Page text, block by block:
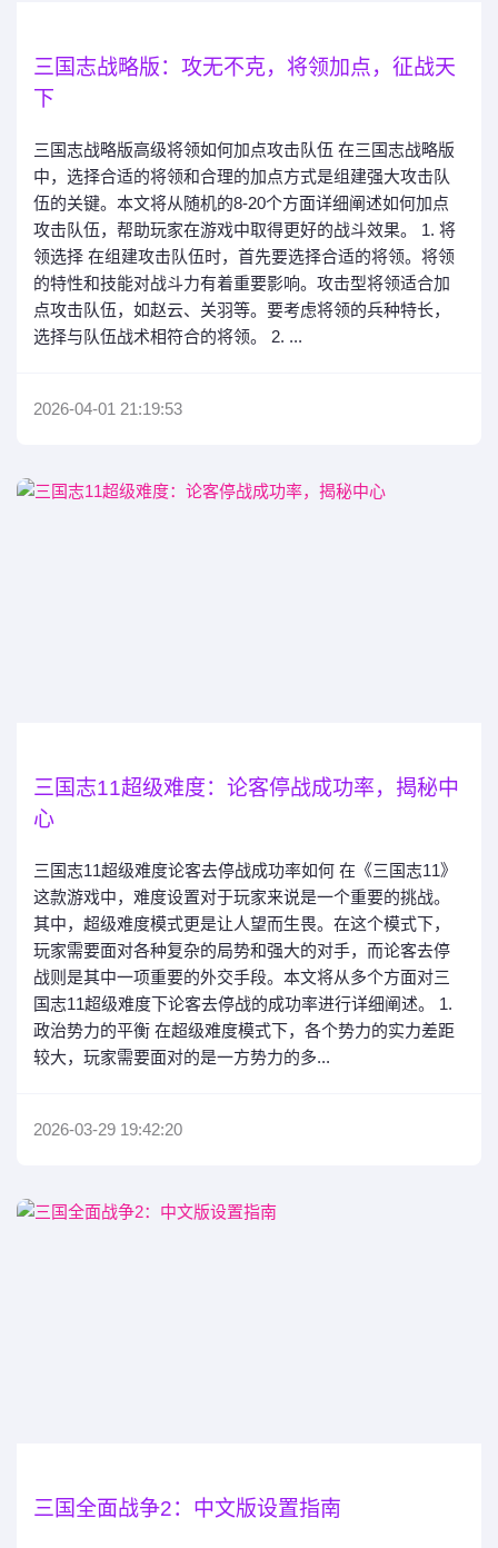
三国志战略版：攻无不克，将领加点，征战天
下
三国志战略版高级将领如何加点攻击队伍 在三国志战略版
中，选择合适的将领和合理的加点方式是组建强大攻击队
伍的关键。本文将从随机的8-20个方面详细阐述如何加点
攻击队伍，帮助玩家在游戏中取得更好的战斗效果。 1. 将
领选择 在组建攻击队伍时，首先要选择合适的将领。将领
的特性和技能对战斗力有着重要影响。攻击型将领适合加
点攻击队伍，如赵云、关羽等。要考虑将领的兵种特长，
选择与队伍战术相符合的将领。 2. ...
2026-04-01 21:19:53
三国志11超级难度：论客停战成功率，揭秘中
心
三国志11超级难度论客去停战成功率如何 在《三国志11》
这款游戏中，难度设置对于玩家来说是一个重要的挑战。
其中，超级难度模式更是让人望而生畏。在这个模式下，
玩家需要面对各种复杂的局势和强大的对手，而论客去停
战则是其中一项重要的外交手段。本文将从多个方面对三
国志11超级难度下论客去停战的成功率进行详细阐述。 1.
政治势力的平衡 在超级难度模式下，各个势力的实力差距
较大，玩家需要面对的是一方势力的多...
2026-03-29 19:42:20
三国全面战争2：中文版设置指南